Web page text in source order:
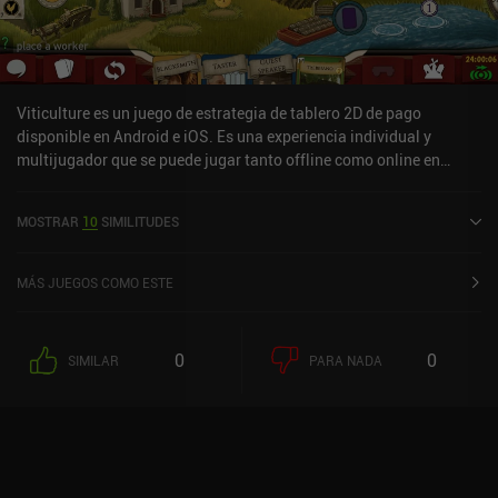
de los mejores juegos de mesa indie que existen, y es genial ver
una adaptación digital tan fiel en el móvil.
Viticulture es un juego de estrategia de tablero 2D de pago
disponible en Android e iOS. Es una experiencia individual y
multijugador que se puede jugar tanto offline como online en
en la App Store de iOS.
MOSTRAR 10 SIMILITUDES
MÁS JUEGOS COMO ESTE
SIMILAR 0 PARA NADA 0